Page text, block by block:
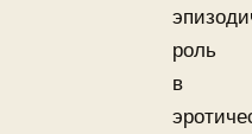
роль
в